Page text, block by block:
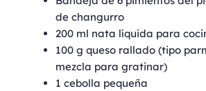
de changurro
200 ml nata líquida para
100 g queso rallado (tipo
mezcla para gratinar)
1 cebolla pequeña